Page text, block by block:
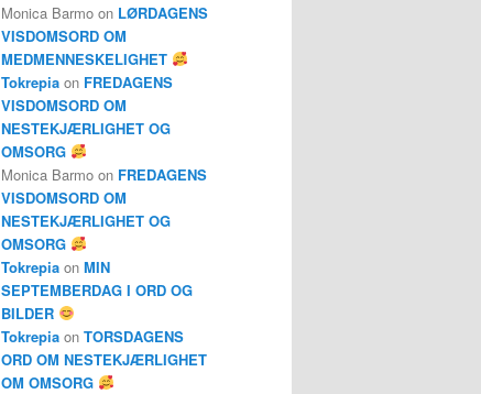
Monica Barmo on LØRDAGENS
VISDOMSORD OM
MEDMENNESKELIGHET
Tokrepia on FREDAGENS
VISDOMSORD OM
NESTEKJÆRLIGHET OG
OMSORG
Monica Barmo on FREDAGENS
VISDOMSORD OM
NESTEKJÆRLIGHET OG
OMSORG
Tokrepia on MIN
SEPTEMBERDAG I ORD OG
BILDER
Tokrepia on TORSDAGENS
ORD OM NESTEKJÆRLIGHET
OM OMSORG